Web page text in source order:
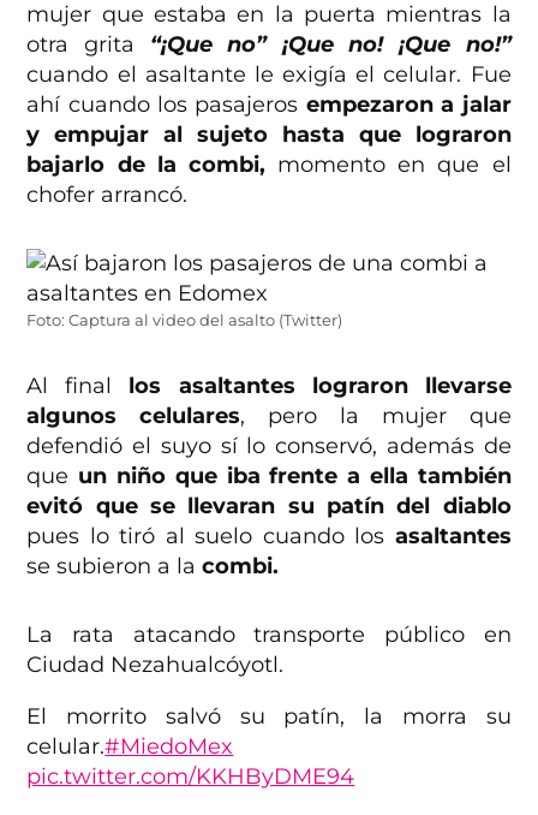
mujer que estaba en la puerta mientras la
otra grita “¡Que no” ¡Que no! ¡Que no!”
cuando el asaltante le exigía el celular. Fue
ahí cuando los pasajeros empezaron a jalar
y empujar al sujeto hasta que lograron
bajarlo de la combi, momento en que el
chofer arrancó.
Foto: Captura al video del asalto (Twitter)
Al final los asaltantes lograron llevarse
algunos celulares, pero la mujer que
defendió el suyo sí lo conservó, además de
que un niño que iba frente a ella también
evitó que se llevaran su patín del diablo
pues lo tiró al suelo cuando los asaltantes
se subieron a lacombi.
La rata atacando transporte público en
Ciudad Nezahualcóyotl.
El morrito salvó su patín, la morra su
celular.#MiedoMex
pic.twitter.com/KKHByDME94